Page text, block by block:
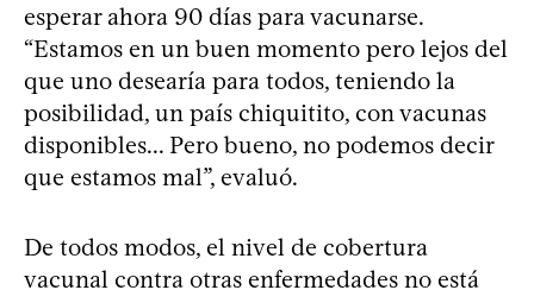
esperar ahora 90 días para vacunarse.
“Estamos en un buen momento pero lejos del
que uno desearía para todos, teniendo la
posibilidad, un país chiquitito, con vacunas
disponibles... Pero bueno, no podemos decir
que estamos mal”, evaluó.
De todos modos, el nivel de cobertura
vacunal contra otras enfermedades no está